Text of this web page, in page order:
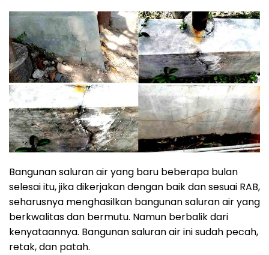
Bangunan saluran air yang baru beberapa bulan
selesai itu, jika dikerjakan dengan baik dan sesuai RAB,
seharusnya menghasilkan bangunan saluran air yang
berkwalitas dan bermutu. Namun berbalik dari
kenyataannya. Bangunan saluran air ini sudah pecah,
retak, dan patah.